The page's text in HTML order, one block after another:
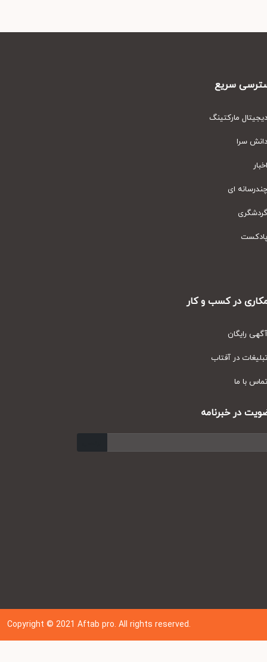
سریع
مارکتینگ
سرا
ای
در کسب و کار
رایگان
در آفتاب
با ما
در خبرنامه
Copyright © 202 1Aftab pro. All rights reserved.